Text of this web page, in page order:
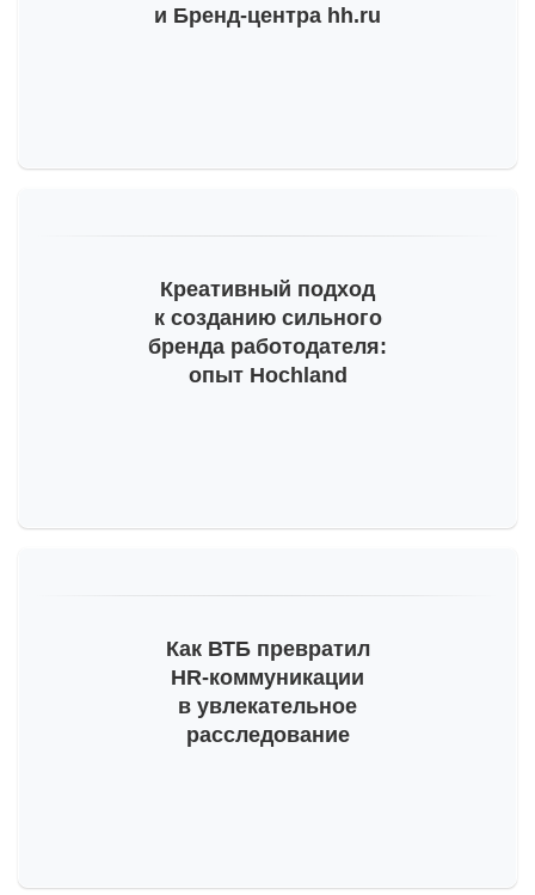
и Бренд-центра hh.ru
Креативный подход
к созданию сильного
бренда работодателя:
опыт Hochland
Как ВТБ превратил
HR-коммуникации
в увлекательное
расследование